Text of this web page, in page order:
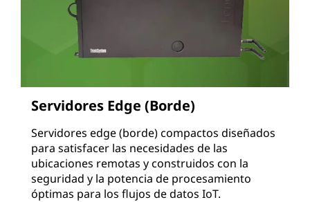
Servidores Edge (Borde)
Servidores edge (borde) compactos diseñados
para satisfacer las necesidades de las
ubicaciones remotas y construidos con la
seguridad y la potencia de procesamiento
óptimas para los flujos de datos IoT.